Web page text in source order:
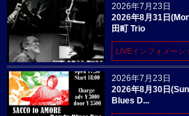
2026年7月23日
2026年8月31日
田町 Trio
LIVEインフォメーシ
2026年7月23日
2026年8月30日
Blues D...